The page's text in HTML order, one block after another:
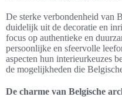
De sterke verbondenheid van
duidelijk uit de decoratie en
focus op authentieke en
persoonlijke en sfeervolle
aspecten hun interieurkeuzes
de mogelijkheden die
De charme van Belgische